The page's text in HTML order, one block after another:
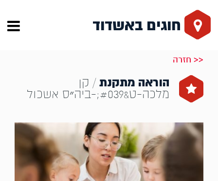
חוגים באשדוד
<< חזרה
הוראה מתקנת / קן
מלכה-ט&#039;-ביה״ס אשכול